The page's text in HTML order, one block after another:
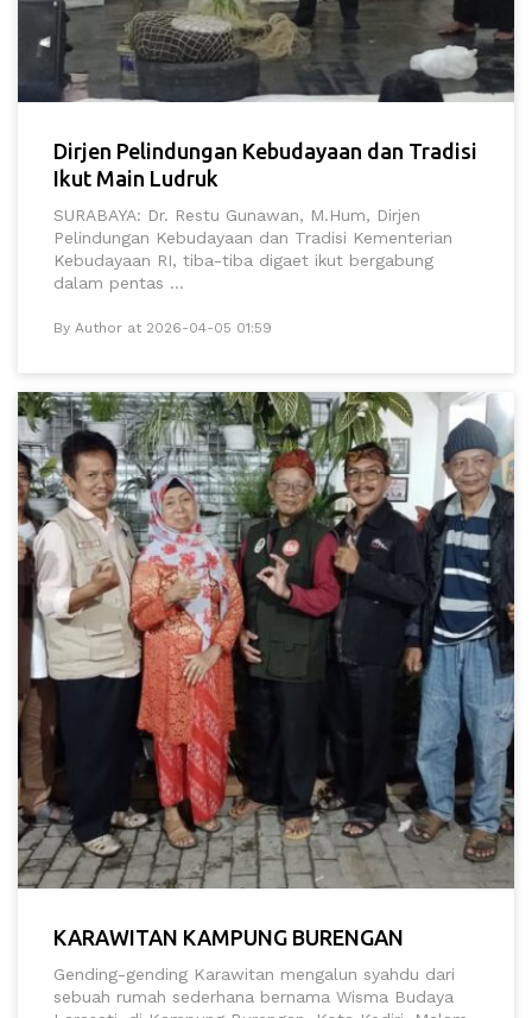
Dirjen Pelindungan Kebudayaan dan Tradisi
Ikut Main Ludruk
SURABAYA: Dr. Restu Gunawan, M.Hum, Dirjen
Pelindungan Kebudayaan dan Tradisi Kementerian
Kebudayaan RI, tiba-tiba digaet ikut bergabung
dalam pentas ...
By Author at 2026-04-05 01:59
KARAWITAN KAMPUNG BURENGAN
Gending-gending Karawitan mengalun syahdu dari
sebuah rumah sederhana bernama Wisma Budaya